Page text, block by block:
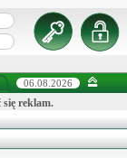
06.08.2026
się reklam.